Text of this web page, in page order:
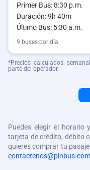
Primer Bus: 8:30 p.m.
Duración: 9h 40m
Último Bus: 5:30 a.m.
9 buses por día
*Precios calculados
parte del operador
Puedes elegir el
tarjeta de crédito, débito
quieres comprar tu
contactenos@pinbus.com